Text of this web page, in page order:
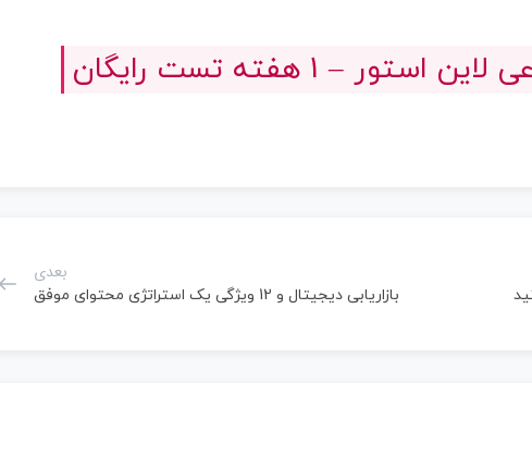
– 1 هفته تست رایگان
بعدی
بازاریابی دیجیتال و 12 ویژگی یک استراتژی محتوای موفق